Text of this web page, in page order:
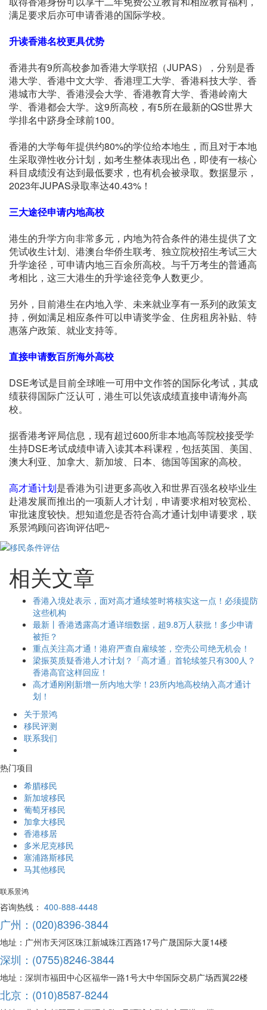
满足要求后亦可申请香港的国际学校。
升读香港名校更具优势
香港共有9所高校参加香港大学联招（JUPAS），分别是香
港大学、香港中文大学、香港理工大学、香港科技大学、香
港城市大学、香港浸会大学、香港教育大学、香港岭南大
学、香港都会大学。这9所高校，有5所在最新的QS世界大
学排名中跻身全球前100。
香港的大学每年提供约80%的学位给本地生，而且对于本地
生采取弹性收分计划，如考生整体表现出色，即使有一核心
科目成绩没有达到最低要求，也有机会被录取。数据显示，
2023年JUPAS录取率达40.43%！
三大途径申请内地高校
港生的升学方向非常多元，内地为符合条件的港生提供了文
凭试收生计划、港澳台华侨生联考、独立院校招生考试三大
升学途径，可申请内地三百余所高校。与千万考生的普通高
考相比，这三大港生的升学途径竞争人数更少。
另外，目前港生在内地入学、未来就业享有一系列的政策支
持，例如满足相应条件可以申请奖学金、住房租房补贴、特
惠落户政策、就业支持等。
直接申请数百所海外高校
DSE考试是目前全球唯一可用中文作答的国际化考试，其成
绩获得国际广泛认可，港生可以凭该成绩直接申请海外高
校。
据香港考评局信息，现有超过600所非本地高等院校接受学
生持DSE考试成绩申请入读其本科课程，包括英国、美国、
澳大利亚、加拿大、新加坡、日本、德国等国家的高校。
高才通计划是香港为引进更多高收入和世界百强名校毕业生
赴港发展而推出的一项新人才计划，申请要求相对较宽松、
审批速度较快。想知道您是否符合高才通计划申请要求，联
系景鸿顾问咨询评估吧~
相关文章
香港入境处表示，面对高才通续签时将核实这一点！必须提防
这些机构
最新丨香港透露高才通详细数据，超9.8万人获批！多少申请
被拒？
重点关注高才通！港府严查自雇续签，空壳公司绝无机会！
梁振英质疑香港人才计划？「高才通」首轮续签只有300人？
香港高官这样回应！
高才通刚刚新增一所内地大学！23所内地高校纳入高才通计
划！
关于景鸿
移民评测
联系我们
热门项目
希腊移民
新加坡移民
葡萄牙移民
加拿大移民
香港移居
多米尼克移民
塞浦路斯移民
马其他移民
联系景鸿
咨询热线： 400-888-4448
广州：(020)8396-3844
地址：广州市天河区珠江新城珠江西路17号广晟国际大厦14楼
深圳：(0755)8246-3844
地址：深圳市福田中心区福华一路1号大中华国际交易广场西翼22楼
北京：(010)8587-8244